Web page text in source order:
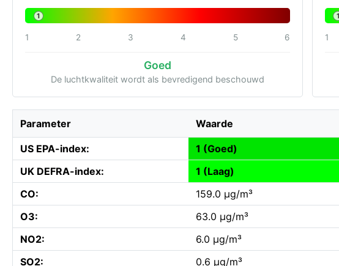
1
1 2 3 4 5 6
Goed
De luchtkwaliteit wordt als bevredigend beschouwd
1
1
Parameter Waarde
US EPA-index:
1 (Goed)
UK DEFRA-index:
1 (Laag)
CO:
159.0 µg/m³
O3:
63.0 µg/m³
NO2:
6.0 µg/m³
SO2:
0.6 µg/m³